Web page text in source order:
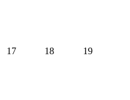
17 18 19